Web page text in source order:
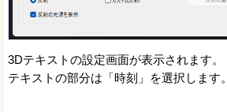
3Dテキストの設定画面が表示されます。
テキストの部分は「時刻」を選択します。